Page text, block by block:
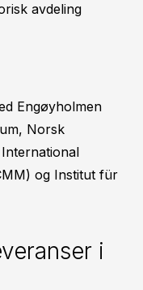
avdeling
Engøyholmen
Norsk
og Institut für
i